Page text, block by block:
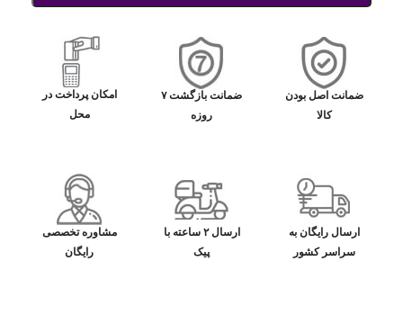
ضمانت اصل بودن
کالا
ضمانت بازگشت ۷
روزه
امکان پرداخت در
محل
ارسال رایگان به
سراسر کشور
ارسال ۲ ساعته با
پیک
مشاوره تخصصی
رایگان